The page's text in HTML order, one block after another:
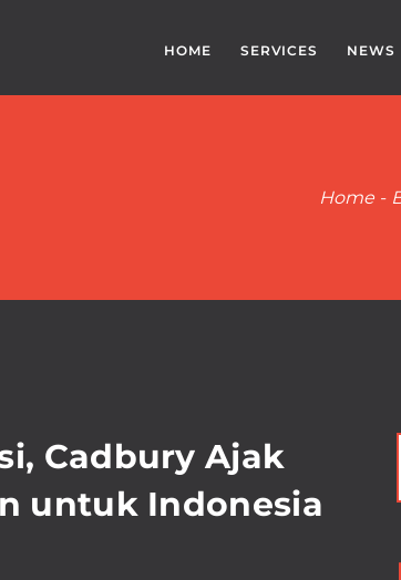
HOME SERVICES NEWS
Home -
Cadbury Ajak
untuk Indonesia